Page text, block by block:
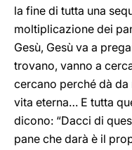
la fine di tutta una
moltiplicazione dei
Gesù, Gesù va a
trovano, vanno a
cercano perché dà
vita eterna… E tutta
dicono: “Dacci di
pane che darà è il